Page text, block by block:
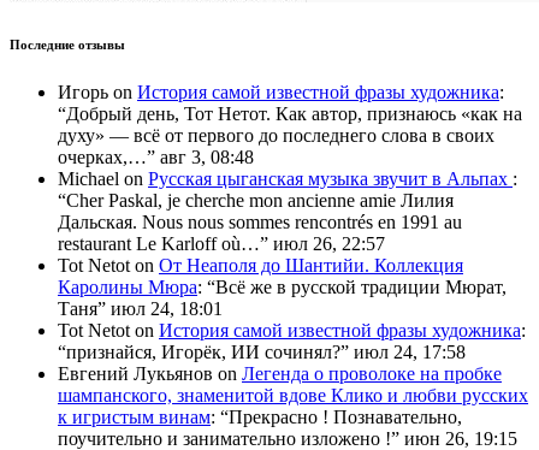
Последние отзывы
Игорь on История самой известной фразы художника:
“Добрый день, Тот Нетот. Как автор, признаюсь «как на
духу» — всё от первого до последнего слова в своих
очерках,…” авг 3, 08:48
Michael on Русская цыганская музыка звучит в Альпах :
“Cher Paskal, je cherche mon ancienne amie Лилия
Дальская. Nous nous sommes rencontrés en 1991 au
restaurant Le Karloff où…” июл 26, 22:57
Tot Netot on От Неаполя до Шантийи. Коллекция
Каролины Мюра: “Всё же в русской традиции Мюрат,
Таня” июл 24, 18:01
Tot Netot on История самой известной фразы художника:
“признайся, Игорёк, ИИ сочинял?” июл 24, 17:58
Евгений Лукьянов on Легенда о проволоке на пробке
шампанского, знаменитой вдове Клико и любви русских
к игристым винам: “Прекрасно ! Познавательно,
поучительно и занимательно изложено !” июн 26, 19:15